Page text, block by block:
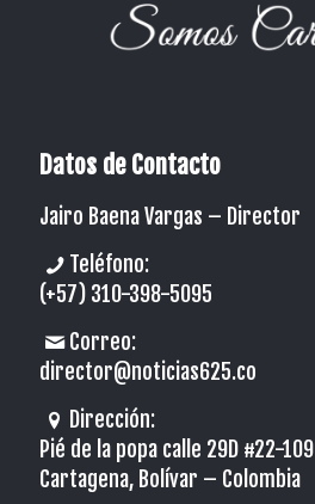
Datos de Contacto
Jairo Baena Vargas – Director
Teléfono:
(+57) 310-398-5095
Correo:
director@noticias625.co
Dirección:
Pié de la popa calle 29D #22-109
Cartagena, Bolívar – Colombia